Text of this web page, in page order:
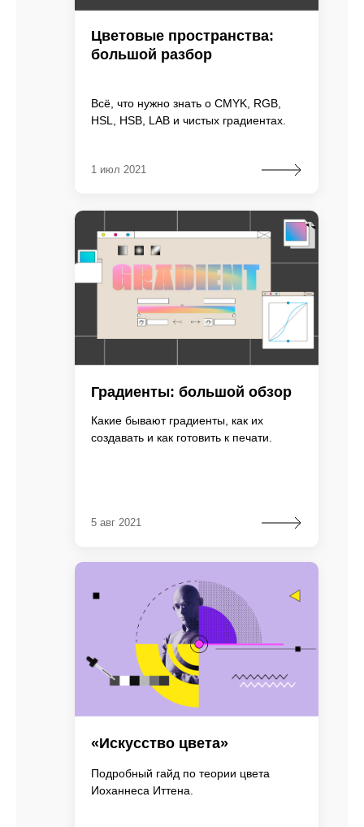
Цветовые пространства:
большой разбор
Всё, что нужно знать о CMYK, RGB,
HSL, HSB, LAB и чистых градиентах.
1 июл 2021
Градиенты: большой обзор
Какие бывают градиенты, как их
создавать и как готовить к печати.
5 авг 2021
«Искусство цвета»
Подробный гайд по теории цвета
Иоханнеса Иттена.